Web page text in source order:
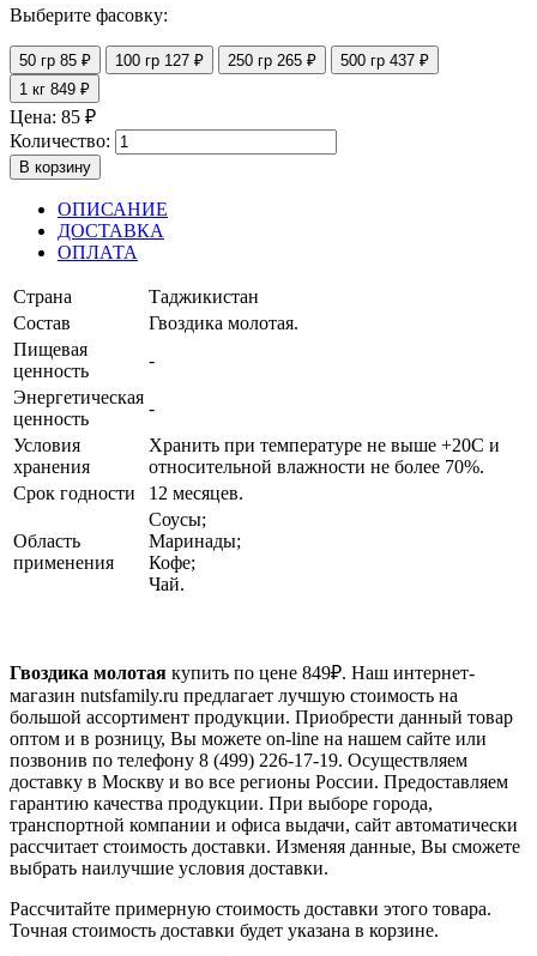
Выберите фасовку:
50 гр 85 ₽ 100 гр 127 ₽ 250 гр 265 ₽ 500 гр 437 ₽
1 кг 849 ₽
Цена: 85 ₽
Количество:
В корзину
ОПИСАНИЕ
ДОСТАВКА
ОПЛАТА
Страна
Таджикистан
Состав
Гвоздика молотая.
Пищевая
ценность
-
Энергетическая
ценность
-
Условия
хранения
Хранить при температуре не выше +20С и
относительной влажности не более 70%.
Срок годности
12 месяцев.
Область
применения
Соусы;
Маринады;
Кофе;
Чай.
Гвоздика молотая купить по цене 849₽. Наш интернет-
магазин nutsfamily.ru предлагает лучшую стоимость на
большой ассортимент продукции. Приобрести данный товар
оптом и в розницу, Вы можете on-line на нашем сайте или
позвонив по телефону 8 (499) 226-17-19. Осуществляем
доставку в Москву и во все регионы России. Предоставляем
гарантию качества продукции. При выборе города,
транспортной компании и офиса выдачи, сайт автоматически
рассчитает стоимость доставки. Изменяя данные, Вы сможете
выбрать наилучшие условия доставки.
Рассчитайте примерную стоимость доставки этого товара.
Точная стоимость доставки будет указана в корзине.